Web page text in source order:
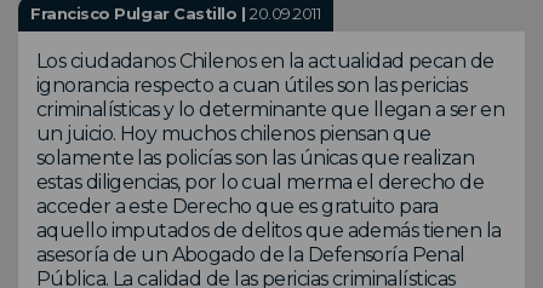
Francisco Pulgar Castillo |20.09.2011
Los ciudadanos Chilenos en la actualidad pecan de
ignorancia respecto a cuan útiles son las pericias
criminalísticas y lo determinante que llegan a ser en
un juicio. Hoy muchos chilenos piensan que
solamente las policías son las únicas que realizan
estas diligencias, por lo cual merma el derecho de
acceder a este Derecho que es gratuito para
aquello imputados de delitos que además tienen la
asesoría de un Abogado de la Defensoría Penal
Pública. La calidad de las pericias criminalísticas